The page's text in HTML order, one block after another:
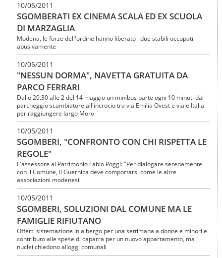
10/05/2011
SGOMBERATI EX CINEMA SCALA ED EX SCUOLA
DI MARZAGLIA
Modena, le forze dell'ordine hanno liberato i due stabili occupati
abusivamente
10/05/2011
"NESSUN DORMA", NAVETTA GRATUITA DA
PARCO FERRARI
Dalle 20.30 alle 2 del 14 maggio un minibus parte ogni 10 minuti dal
parcheggio scambiatore all'incrocio tra via Emilia Ovest e viale Italia
per raggiungere largo Moro
10/05/2011
SGOMBERI, "CONFRONTO CON CHI RISPETTA LE
REGOLE"
L'assessore al Patrimonio Fabio Poggi: "Per dialogare serenamente
con il Comune, il Guernica deve comportarsi come le altre
associazioni modenesi"
10/05/2011
SGOMBERI, SOLUZIONI DAL COMUNE MA LE
FAMIGLIE RIFIUTANO
Offerti sistemazione in albergo per una settimana a donne e minori e
contributo alle spese di caparra per un nuovo appartamento, ma i
nuclei chiedono alloggi comunali